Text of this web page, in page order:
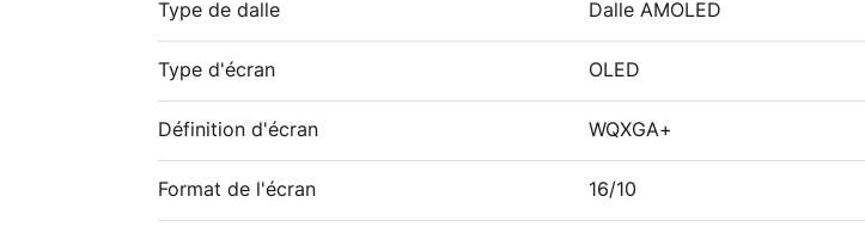
Type de dalle Dalle AMOLED
Type d'écran OLED
Définition d'écran WQXGA+
Format de l'écran 16/10